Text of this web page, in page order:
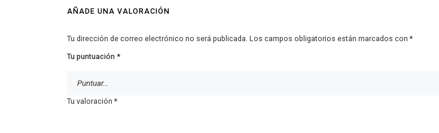
AÑADE UNA VALORACIÓN
Tu dirección de correo electrónico no será publicada. Los campos obligatorios están marcados con *
Tu puntuación *
Tu valoración *